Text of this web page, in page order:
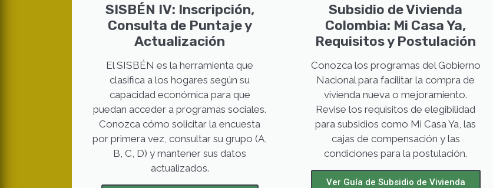
SISBÉN IV: Inscripción,
Consulta de Puntaje y
Actualización
El SISBÉN es la herramienta que
clasifica a los hogares según su
capacidad económica para que
puedan acceder a programas sociales.
Conozca cómo solicitar la encuesta
por primera vez, consultar su grupo (A,
B, C, D) y mantener sus datos
actualizados.
Subsidio de Vivienda
Colombia: Mi Casa Ya,
Requisitos y Postulación
Conozca los programas del Gobierno
Nacional para facilitar la compra de
vivienda nueva o mejoramiento.
Revise los requisitos de elegibilidad
para subsidios como Mi Casa Ya, las
cajas de compensación y las
condiciones para la postulación.
Ver Guía de Subsidio de Vivienda